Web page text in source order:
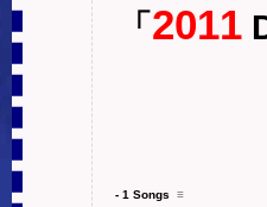
「 2011
- 1 Songs ≡